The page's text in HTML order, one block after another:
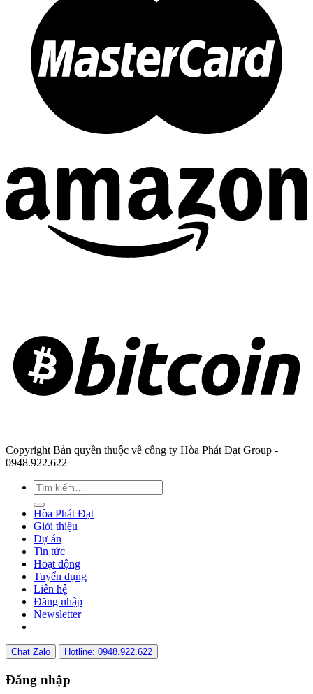
Copyright Bản quyền thuộc về công ty Hòa Phát Đạt Group -
0948.922.622
Hòa Phát Đạt
Giới thiệu
Dự án
Tin tức
Hoạt động
Tuyển dụng
Liên hệ
Đăng nhập
Newsletter
Chat Zalo Hotline: 0948.922.622
Đăng nhập